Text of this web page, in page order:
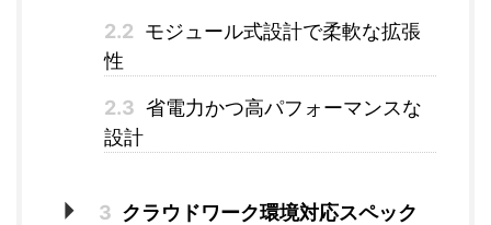
2.2 モジュール式設計で柔軟な拡張
性
2.3 省電力かつ高パフォーマンスな
設計
3 クラウドワーク環境対応スペック